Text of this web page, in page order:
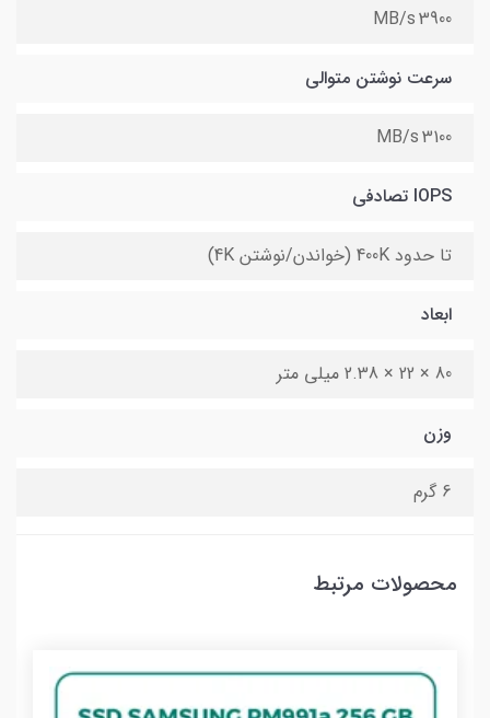
3900 MB/s
سرعت نوشتن متوالی
3100 MB/s
IOPS تصادفی
تا حدود 400K (خواندن/نوشتن 4K)
ابعاد
80 × 22 × 2.38 میلی متر
وزن
6 گرم
محصولات مرتبط